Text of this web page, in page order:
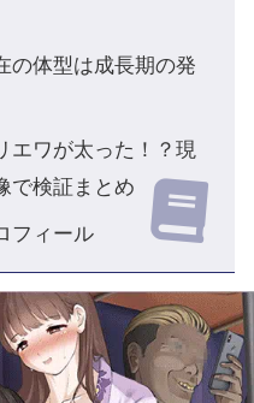
の体型は成長期の発
エワが太った！？現
で検証まとめ
フィール